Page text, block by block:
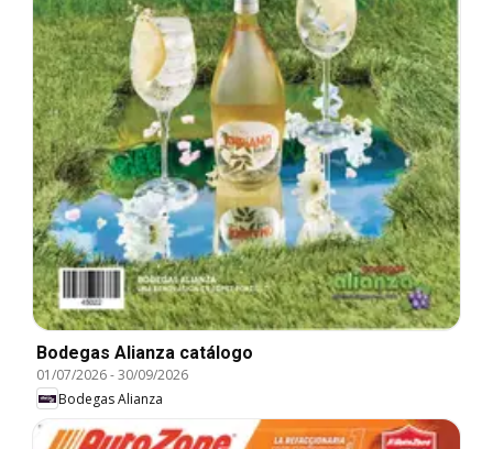
Bodegas Alianza catálogo
01/07/2026-30/09/2026
Bodegas Alianza